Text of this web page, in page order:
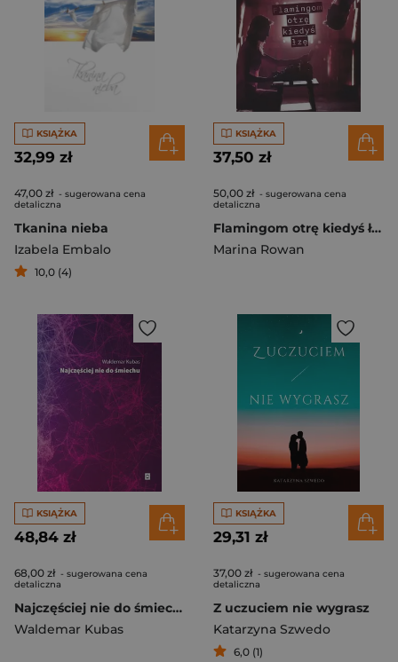
KSIĄŻKA
32,99 zł
47,00 zł - sugerowana cena
detaliczna
Tkanina nieba
Izabela Embalo
10,0 (4)
KSIĄŻKA
37,50 zł
50,00 zł - sugerowana cena
detaliczna
Flamingom otrę kiedyś łzę
Marina Rowan
KSIĄŻKA
48,84 zł
68,00 zł - sugerowana cena
detaliczna
Najczęściej nie do śmiechu
Waldemar Kubas
KSIĄŻKA
29,31 zł
37,00 zł - sugerowana cena
detaliczna
Z uczuciem nie wygrasz
Katarzyna Szwedo
6,0 (1)